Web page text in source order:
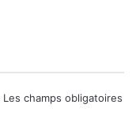
Les champs obligatoires